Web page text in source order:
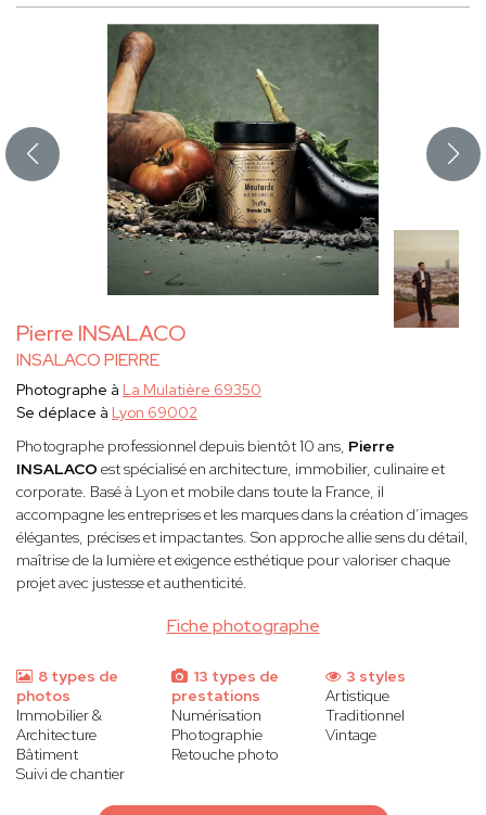
Pierre INSALACO
INSALACO PIERRE
Fiche photographe
Photographe à La Mulatière 69350
Se déplace à Lyon 69002
Photographe professionnel depuis bientôt 10 ans, Pierre
INSALACO est spécialisé en architecture, immobilier, culinaire et
corporate. Basé à Lyon et mobile dans toute la France, il
accompagne les entreprises et les marques dans la création d’images
élégantes, précises et impactantes. Son approche allie sens du détail,
maîtrise de la lumière et exigence esthétique pour valoriser chaque
projet avec justesse et authenticité.
8 types de
photos
Immobilier &
Architecture
Bâtiment
Suivi de chantier
13 types de
prestations
Numérisation
Photographie
Retouche photo
3 styles
Artistique
Traditionnel
Vintage